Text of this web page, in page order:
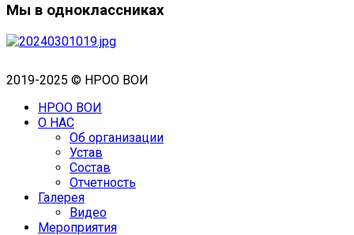
Мы в одноклассниках
2019-2025 © НРОО ВОИ
НРОО ВОИ
О НАС
Об организации
Устав
Состав
Отчетность
Галерея
Видео
Мероприятия